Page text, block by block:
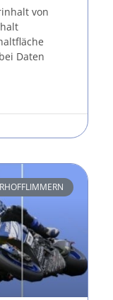
von
Daten